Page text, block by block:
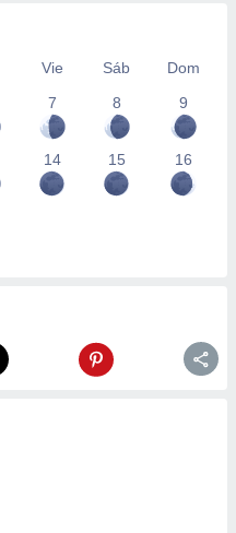
Vie Sáb
Dom
7 8 9
14 15 16